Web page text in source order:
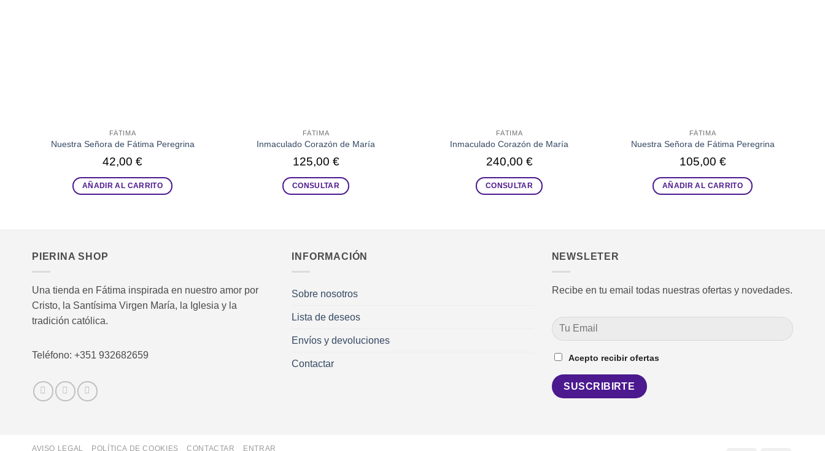
FÁTIMA
Nuestra Señora de Fátima Peregrina
42,00 €
AÑADIR AL CARRITO
FÁTIMA
Inmaculado Corazón de María
125,00 €
CONSULTAR
FÁTIMA
Inmaculado Corazón de María
240,00 €
CONSULTAR
FÁTIMA
Nuestra Señora de Fátima Peregrina
105,00 €
AÑADIR AL CARRITO
PIERINA SHOP
Una tienda en Fátima inspirada en nuestro amor por
Cristo, la Santísima Virgen María, la Iglesia y la
tradición católica.
Teléfono: +351 932682659
INFORMACIÓN
Sobre nosotros
Lista de deseos
Envíos y devoluciones
Contactar
NEWSLETER
Recibe en tu email todas nuestras ofertas y novedades.
Acepto recibir ofertas
AVISO LEGAL POLÍTICA DE COOKIES CONTACTAR ENTRAR